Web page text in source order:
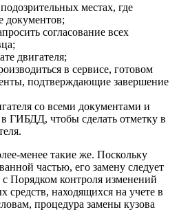
местах, где
документов;
согласование всех
двигателя;
в сервисе, готовом
подтверждающие завершение
со всеми документами и
ГИБДД, чтобы сделать отметку в
менее такие же. Поскольку
частью, его замену следует
с Порядком контроля изменений
средств, находящихся на учете в
процедура замены кузова